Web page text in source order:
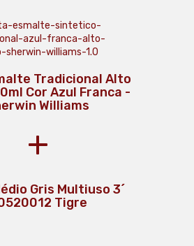
Tradicional Alto
Cor Azul Franca -
Williams
+
Gris Multiuso 3´
Tigre
150 FPP 60600150
Tigre